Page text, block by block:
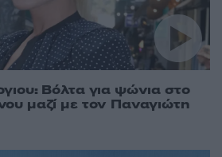
Βόλτα για ψώνια στο
μαζί με τον Παναγιώτη